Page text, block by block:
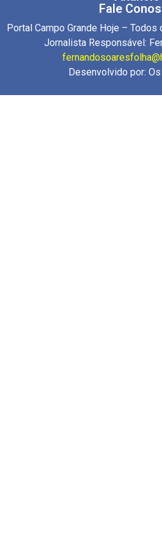
Fale
Portal Campo Grande Hoje –
Jornalista Responsável:
Desenvolvido por: